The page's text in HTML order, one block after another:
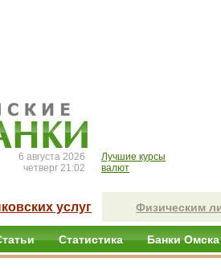
6 августа 2026
четверг 21:02
Лучшие курсы
валют
услуг Физическим
Статистика Банки Омска